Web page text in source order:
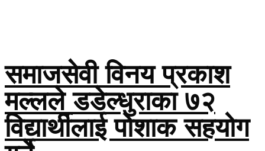
समाजसेवी विनय प्रकाश
मल्लले डडेल्धुराका ७२
विद्यार्थीलाई पोशाक सहयोग